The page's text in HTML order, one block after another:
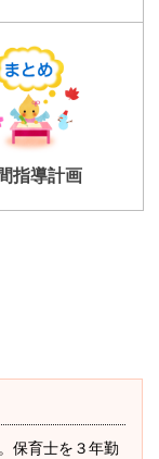
指導計画
保育士を３年勤